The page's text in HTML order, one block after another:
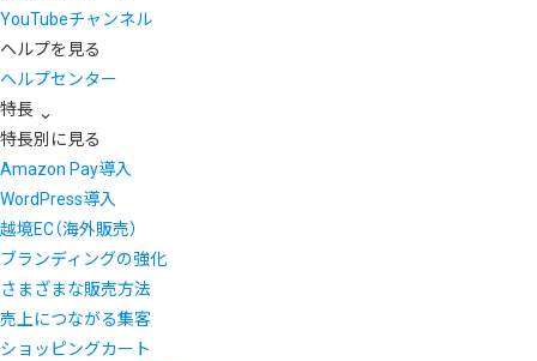
YouTubeチャンネル
ヘルプを見る
ヘルプセンター
特長
特長別に見る
Amazon Pay導入
WordPress導入
越境EC（海外販売）
ブランディングの強化
さまざまな販売方法
売上につながる集客
ショッピングカート